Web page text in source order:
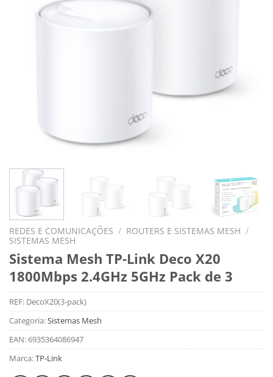
REDES E COMUNICAÇÕES / ROUTERS E SISTEMAS MESH /
SISTEMAS MESH
Sistema Mesh TP-Link Deco X20
1800Mbps 2.4GHz 5GHz Pack de 3
REF: DecoX20(3-pack)
Categoria:Sistemas Mesh
EAN:6935364086947
Marca:TP-Link